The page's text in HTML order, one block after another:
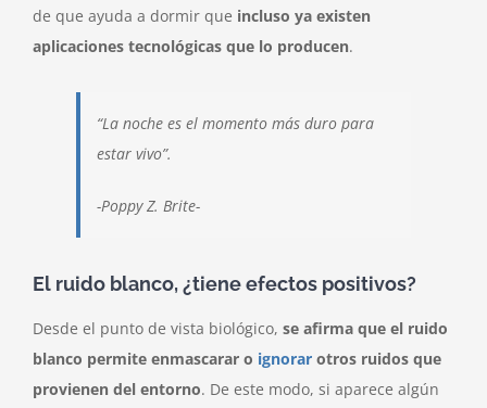
de que ayuda a dormir que incluso ya existen
aplicaciones tecnológicas que lo producen.
“La noche es el momento más duro para
estar vivo”.
-Poppy Z. Brite-
El ruido blanco, ¿tiene efectos positivos?
Desde el punto de vista biológico, se afirma que el ruido
blanco permite enmascarar o ignorar otros ruidos que
provienen del entorno. De este modo, si aparece algún